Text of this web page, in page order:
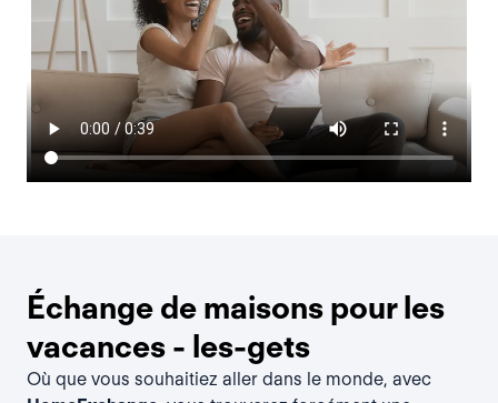
Échange de maisons pour les
vacances - les-gets
Où que vous souhaitiez aller dans le monde, avec